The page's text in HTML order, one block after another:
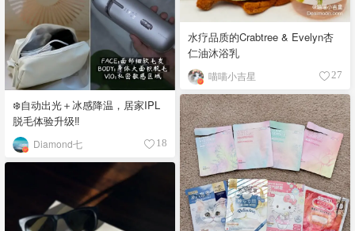
❄️自动出光＋冰感降温，居家IPL
脱毛体验升级‼️
Diamond七 18
水疗品质的Crabtree & Evelyn杏
仁油沐浴乳
喵喵小吉星 27